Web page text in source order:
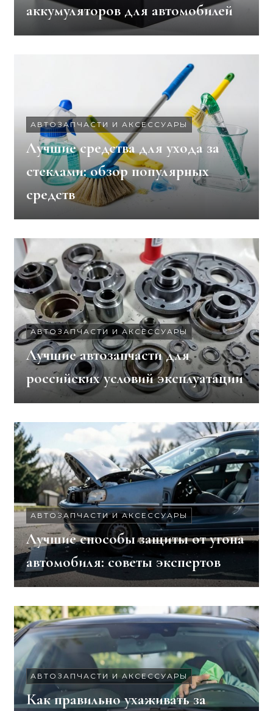
аккумуляторов для автомобилей
АВТОЗАПЧАСТИ И АКСЕССУАРЫ
Лучшие средства для ухода за
стеклами: обзор популярных
средств
АВТОЗАПЧАСТИ И АКСЕССУАРЫ
Лучшие автозапчасти для
российских условий эксплуатации
АВТОЗАПЧАСТИ И АКСЕССУАРЫ
Лучшие способы защиты от угона
автомобиля: советы экспертов
АВТОЗАПЧАСТИ И АКСЕССУАРЫ
Как правильно ухаживать за